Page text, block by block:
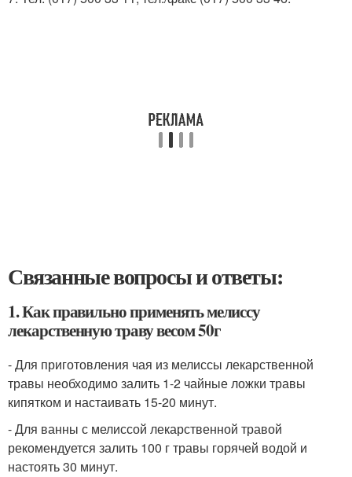
Связанные вопросы и ответы:
1. Как правильно применять мелиссу
лекарственную траву весом 50г
- Для приготовления чая из мелиссы лекарственной
травы необходимо залить 1-2 чайные ложки травы
кипятком и настаивать 15-20 минут.
- Для ванны с мелиссой лекарственной травой
рекомендуется залить 100 г травы горячей водой и
настоять 30 минут.